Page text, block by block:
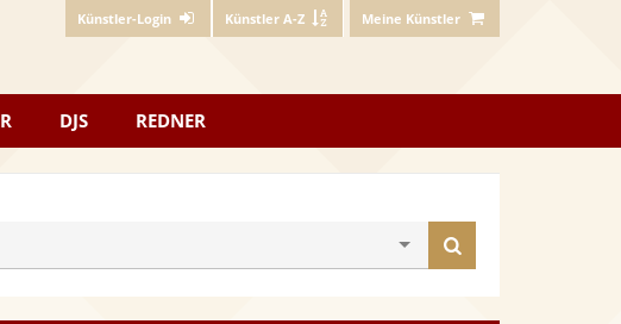
Künstler-Login Künstler A-Z Meine Künstler
DJS REDNER
finden